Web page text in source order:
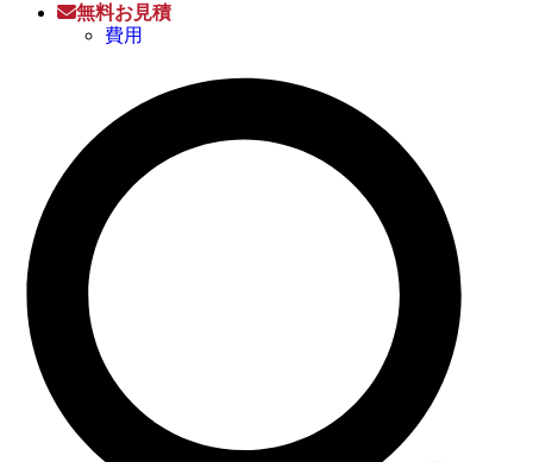
無料お見積
費用